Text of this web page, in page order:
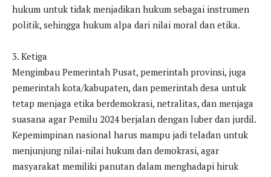
hukum untuk tidak menjadikan hukum sebagai instrumen
politik, sehingga hukum alpa dari nilai moral dan etika.
3. Ketiga
Mengimbau Pemerintah Pusat, pemerintah provinsi, juga
pemerintah kota/kabupaten, dan pemerintah desa untuk
tetap menjaga etika berdemokrasi, netralitas, dan menjaga
suasana agar Pemilu 2024 berjalan dengan luber dan jurdil.
Kepemimpinan nasional harus mampu jadi teladan untuk
menjunjung nilai-nilai hukum dan demokrasi, agar
masyarakat memiliki panutan dalam menghadapi hiruk